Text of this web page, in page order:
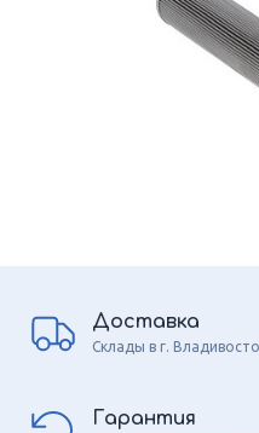
Доставка
Склады в г.
Гарантия